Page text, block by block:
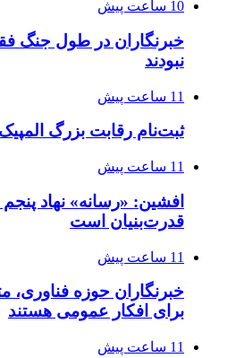
10 ساعت پیش
خبرنگاران در طول جنگ
نبودند
11 ساعت پیش
ثبت‌نام رقابت بزرگ المپیک فناوری
11 ساعت پیش
افشین: «رسانه» نهاد پنجم
قدرت‌بنیان است
11 ساعت پیش
خبرنگاران حوزه فناوری،
برای افکار عمومی هستند
11 ساعت پیش